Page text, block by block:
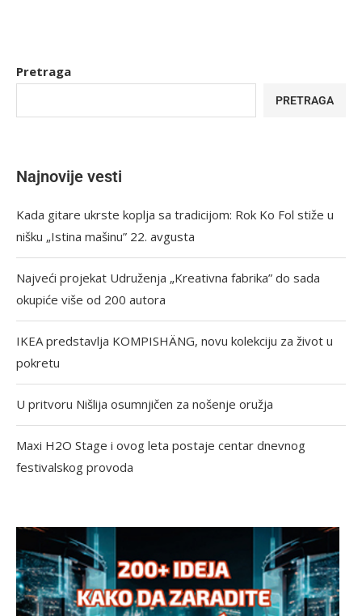
Pretraga
PRETRAGA
Najnovije vesti
Kada gitare ukrste koplja sa tradicijom: Rok Ko Fol stiže u
nišku „Istina mašinu” 22. avgusta
Najveći projekat Udruženja „Kreativna fabrika” do sada
okupiće više od 200 autora
IKEA predstavlja KOMPISHÄNG, novu kolekciju za život u
pokretu
U pritvoru Nišlija osumnjičen za nošenje oružja
Maxi H2O Stage i ovog leta postaje centar dnevnog
festivalskog provoda